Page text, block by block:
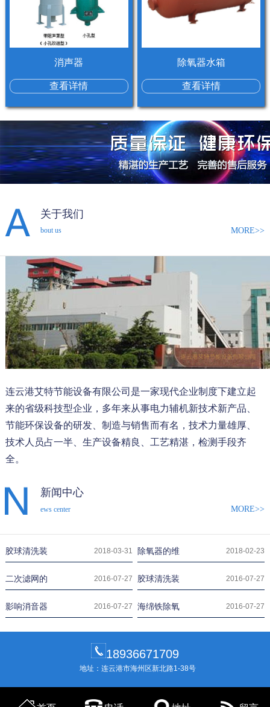
消声器
查看详情
除氧器水箱
查看详情
关于我们
bout us MORE>>
连云港艾特节能设备有限公司是一家现代企业制度下建立起
来的省级科技型企业，多年来从事电力辅机新技术新产品、
节能环保设备的研发、制造与销售而有名，技术力量雄厚、
技术人员占一半、生产设备精良、工艺精湛，检测手段齐
全。
新闻中心
ews center MORE>>
胶球清洗装 2018-03-31 除氧器的维 2018-02-23
二次滤网的 2016-07-27 胶球清洗装 2016-07-27
影响消音器 2016-07-27 海绵铁除氧 2016-07-27
18936671709
地址：连云港市海州区新北路1-38号